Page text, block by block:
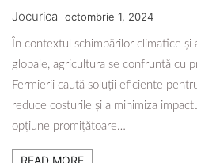
Jocurica octombrie 1, 2024
În contextul schimbărilor climatice și
globale, agricultura se confruntă cu
Fermierii caută soluții eficiente
reduce costurile și a minimiza
opțiune promițătoare…
READ MORE